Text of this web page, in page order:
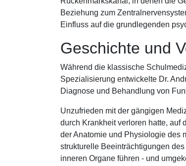
Beziehung zum
Einfluss auf die grundlegenden
Geschichte und
Während die klassische
Spezialisierung entwickelte Dr.
Diagnose und Behandlung von
Unzufrieden mit der gängigen
durch Krankheit verloren hatte, auf
der Anatomie und Physiologie des
strukturelle Beeinträchtigungen
inneren Organe führen - und